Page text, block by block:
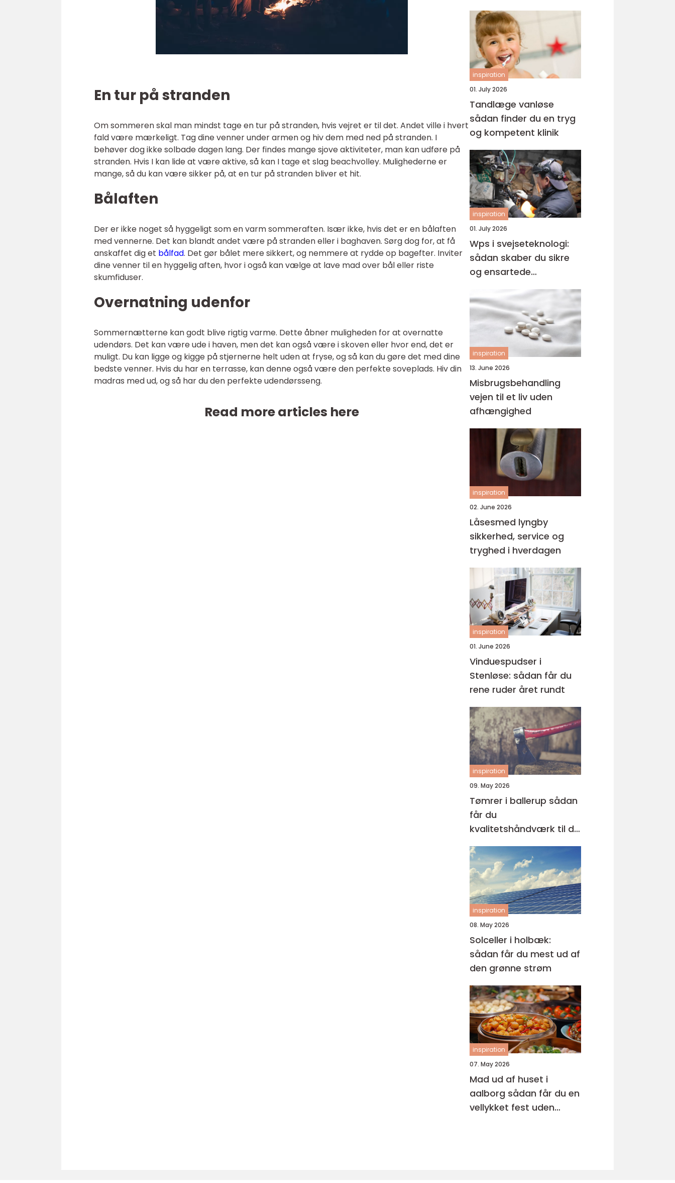
En tur på stranden
Om sommeren skal man mindst tage en tur på stranden, hvis vejret er til det. Andet ville i hvert
fald være mærkeligt. Tag dine venner under armen og hiv dem med ned på stranden. I
behøver dog ikke solbade dagen lang. Der findes mange sjove aktiviteter, man kan udføre på
stranden. Hvis I kan lide at være aktive, så kan I tage et slag beachvolley. Mulighederne er
mange, så du kan være sikker på, at en tur på stranden bliver et hit.
Bålaften
Der er ikke noget så hyggeligt som en varm sommeraften. Især ikke, hvis det er en bålaften
med vennerne. Det kan blandt andet være på stranden eller i baghaven. Sørg dog for, at få
anskaffet dig et bålfad. Det gør bålet mere sikkert, og nemmere at rydde op bagefter. Inviter
dine venner til en hyggelig aften, hvor i også kan vælge at lave mad over bål eller riste
skumfiduser.
Overnatning udenfor
Sommernætterne kan godt blive rigtig varme. Dette åbner muligheden for at overnatte
udendørs. Det kan være ude i haven, men det kan også være i skoven eller hvor end, det er
muligt. Du kan ligge og kigge på stjernerne helt uden at fryse, og så kan du gøre det med dine
bedste venner. Hvis du har en terrasse, kan denne også være den perfekte soveplads. Hiv din
madras med ud, og så har du den perfekte udendørsseng.
Read more articles here
inspiration
01. July 2026
Tandlæge vanløse
sådan finder du en tryg
og kompetent klinik
inspiration
01. July 2026
Wps i svejseteknologi:
sådan skaber du sikre
og ensartede
inspiration
13. June 2026
Misbrugsbehandling
vejen til et liv uden
afhængighed
inspiration
02. June 2026
Låsesmed lyngby
sikkerhed, service og
tryghed i hverdagen
inspiration
01. June 2026
Vinduespudser i
Stenløse: sådan får du
rene ruder året rundt
inspiration
09. May 2026
Tømrer i ballerup sådan
får du
kvalitetshåndværk til dit
næste projekt
inspiration
08. May 2026
Solceller i holbæk:
sådan får du mest ud af
den grønne strøm
inspiration
07. May 2026
Mad ud af huset i
aalborg sådan får du en
vellykket fest uden